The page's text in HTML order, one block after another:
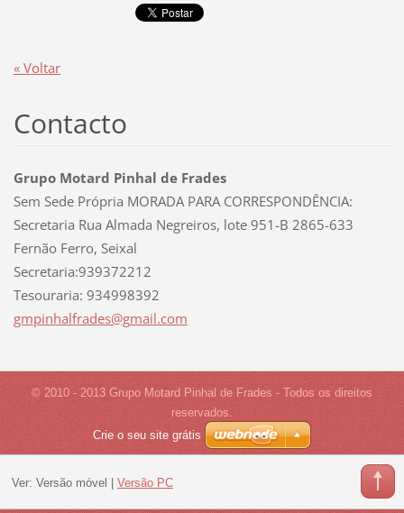
« Voltar
Contacto
Grupo Motard Pinhal de Frades
Sem Sede Própria MORADA PARA CORRESPONDÊNCIA:
Secretaria Rua Almada Negreiros, lote 951-B 2865-633
Fernão Ferro, Seixal
Secretaria:939372212
Tesouraria: 934998392
gmpinhalfrades@gmail.com
© 2010 - 2013 Grupo Motard Pinhal de Frades - Todos os direitos
reservados.
Crie o seu site grátis
Ver: Versão móvel Versão PC